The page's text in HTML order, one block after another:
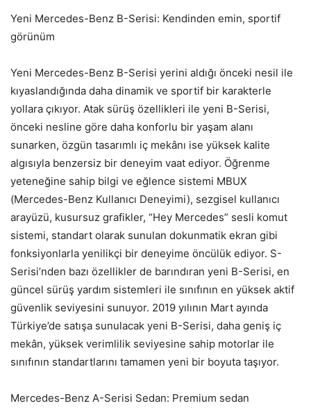
Yeni Mercedes-Benz B-Serisi: Kendinden emin, sportif
görünüm
Yeni Mercedes-Benz B-Serisi yerini aldığı önceki nesil ile
kıyaslandığında daha dinamik ve sportif bir karakterle
yollara çıkıyor. Atak sürüş özellikleri ile yeni B-Serisi,
önceki nesline göre daha konforlu bir yaşam alanı
sunarken, özgün tasarımlı iç mekânı ise yüksek kalite
algısıyla benzersiz bir deneyim vaat ediyor. Öğrenme
yeteneğine sahip bilgi ve eğlence sistemi MBUX
(Mercedes-Benz Kullanıcı Deneyimi), sezgisel kullanıcı
arayüzü, kusursuz grafikler, “Hey Mercedes” sesli komut
sistemi, standart olarak sunulan dokunmatik ekran gibi
fonksiyonlarla yenilikçi bir deneyime öncülük ediyor. S-
Serisi’nden bazı özellikler de barındıran yeni B-Serisi, en
güncel sürüş yardım sistemleri ile sınıfının en yüksek aktif
güvenlik seviyesini sunuyor. 2019 yılının Mart ayında
Türkiye’de satışa sunulacak yeni B-Serisi, daha geniş iç
mekân, yüksek verimlilik seviyesine sahip motorlar ile
sınıfının standartlarını tamamen yeni bir boyuta taşıyor.
Mercedes-Benz A-Serisi Sedan: Premium sedan